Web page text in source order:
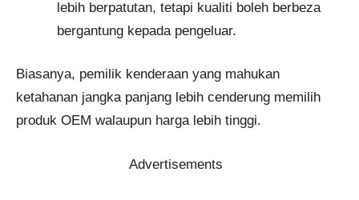
lebih berpatutan, tetapi kualiti boleh berbeza
bergantung kepada pengeluar.
Biasanya, pemilik kenderaan yang mahukan
ketahanan jangka panjang lebih cenderung memilih
produk OEM walaupun harga lebih tinggi.
Advertisements